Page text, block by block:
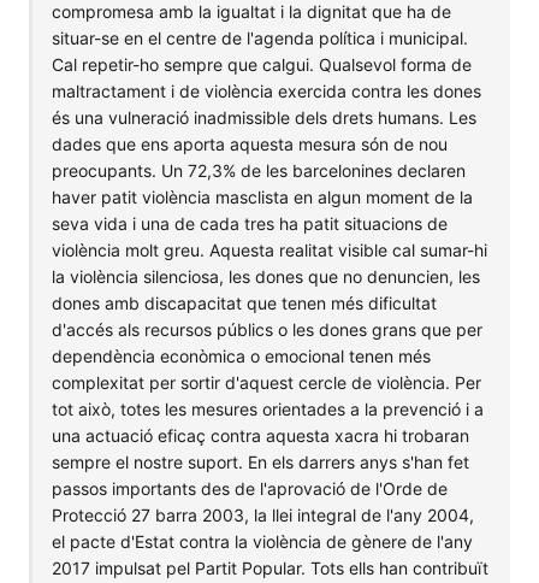
compromesa amb la igualtat i la dignitat que ha de
situar-se en el centre de l'agenda política i municipal.
Cal repetir-ho sempre que calgui. Qualsevol forma de
maltractament i de violència exercida contra les dones
és una vulneració inadmissible dels drets humans. Les
dades que ens aporta aquesta mesura són de nou
preocupants. Un 72,3% de les barcelonines declaren
haver patit violència masclista en algun moment de la
seva vida i una de cada tres ha patit situacions de
violència molt greu. Aquesta realitat visible cal sumar-hi
la violència silenciosa, les dones que no denuncien, les
dones amb discapacitat que tenen més dificultat
d'accés als recursos públics o les dones grans que per
dependència econòmica o emocional tenen més
complexitat per sortir d'aquest cercle de violència. Per
tot això, totes les mesures orientades a la prevenció i a
una actuació eficaç contra aquesta xacra hi trobaran
sempre el nostre suport. En els darrers anys s'han fet
passos importants des de l'aprovació de l'Orde de
Protecció 27 barra 2003, la llei integral de l'any 2004,
el pacte d'Estat contra la violència de gènere de l'any
2017 impulsat pel Partit Popular. Tots ells han contribuït